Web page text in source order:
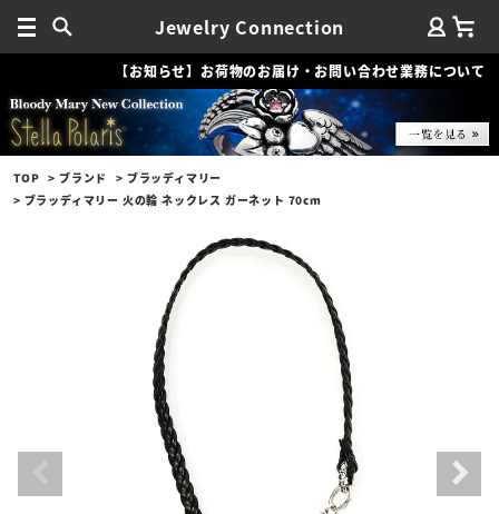
Jewelry Connection
【お知らせ】お荷物のお届け・お問い合わせ業務について
TOP ブランド
ブラッディマリー
ブラッディマリー 火の輪 ネックレス ガーネット 70cm